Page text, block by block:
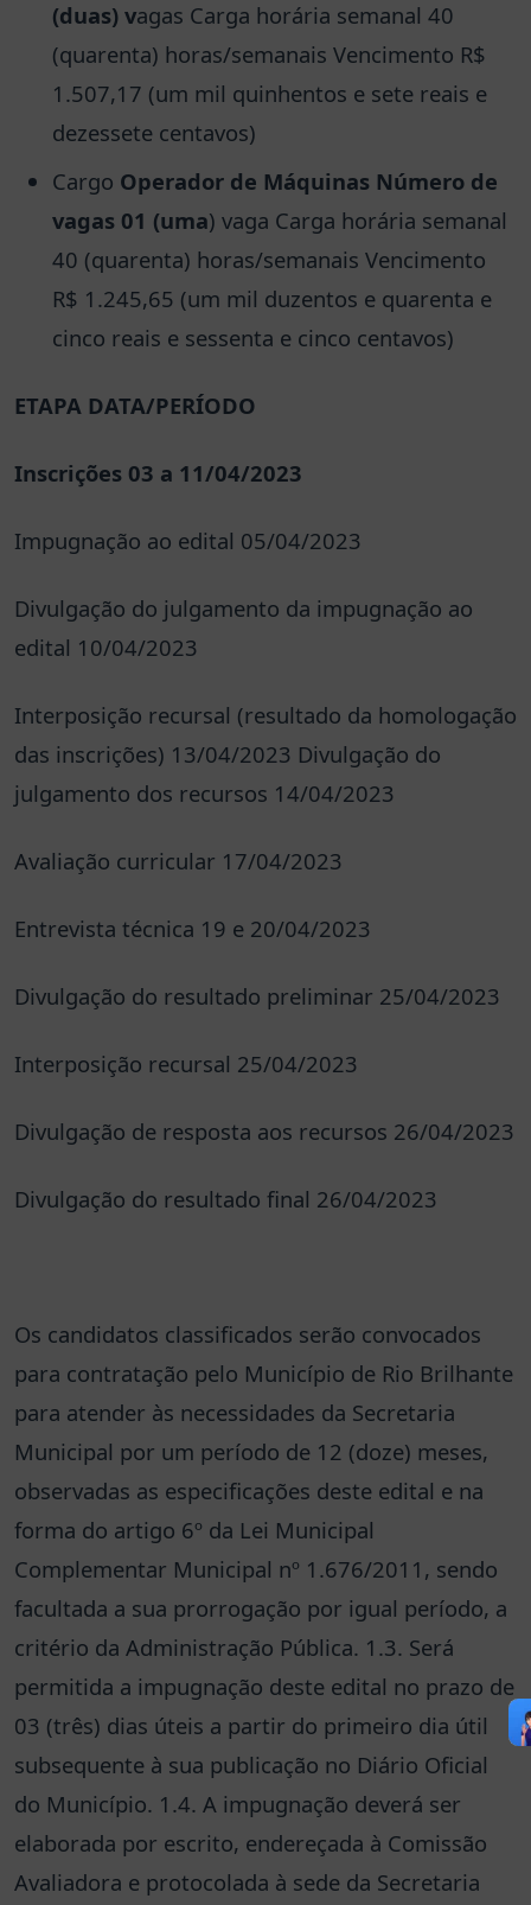
(duas) vagas Carga horária semanal 40
(quarenta) horas/semanais Vencimento R$
1.507,17 (um mil quinhentos e sete reais e
dezessete centavos)
Cargo Operador de Máquinas Número de
vagas 01 (uma) vaga Carga horária semanal
40 (quarenta) horas/semanais Vencimento
R$ 1.245,65 (um mil duzentos e quarenta e
cinco reais e sessenta e cinco centavos)
ETAPA DATA/PERÍODO
Inscrições 03 a 11/04/2023
Impugnação ao edital 05/04/2023
Divulgação do julgamento da impugnação ao
edital 10/04/2023
Interposição recursal (resultado da homologação
das inscrições) 13/04/2023 Divulgação do
julgamento dos recursos 14/04/2023
Avaliação curricular 17/04/2023
Entrevista técnica 19 e 20/04/2023
Divulgação do resultado preliminar 25/04/2023
Interposição recursal 25/04/2023
Divulgação de resposta aos recursos 26/04/2023
Divulgação do resultado final 26/04/2023
Os candidatos classificados serão convocados
para contratação pelo Município de Rio Brilhante
para atender às necessidades da Secretaria
Municipal por um período de 12 (doze) meses,
observadas as especificações deste edital e na
forma do artigo 6º da Lei Municipal
Complementar Municipal nº 1.676/2011, sendo
facultada a sua prorrogação por igual período, a
critério da Administração Pública. 1.3. Será
permitida a impugnação deste edital no prazo de
03 (três) dias úteis a partir do primeiro dia útil
subsequente à sua publicação no Diário Oficial
do Município. 1.4. A impugnação deverá ser
elaborada por escrito, endereçada à Comissão
Avaliadora e protocolada à sede da Secretaria